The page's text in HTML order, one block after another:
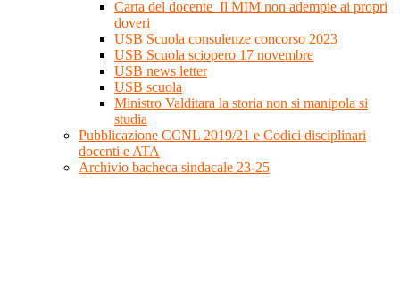
Carta del docente_Il MIM non adempie ai propri
doveri
USB Scuola consulenze concorso 2023
USB Scuola sciopero 17 novembre
USB news letter
USB scuola
Ministro Valditara la storia non si manipola si
studia
Pubblicazione CCNL 2019/21 e Codici disciplinari
docenti e ATA
Archivio bacheca sindacale 23-25